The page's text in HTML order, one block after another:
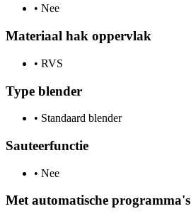
• Nee
Materiaal hak oppervlak
• RVS
Type blender
• Standaard blender
Sauteerfunctie
• Nee
Met automatische programma's